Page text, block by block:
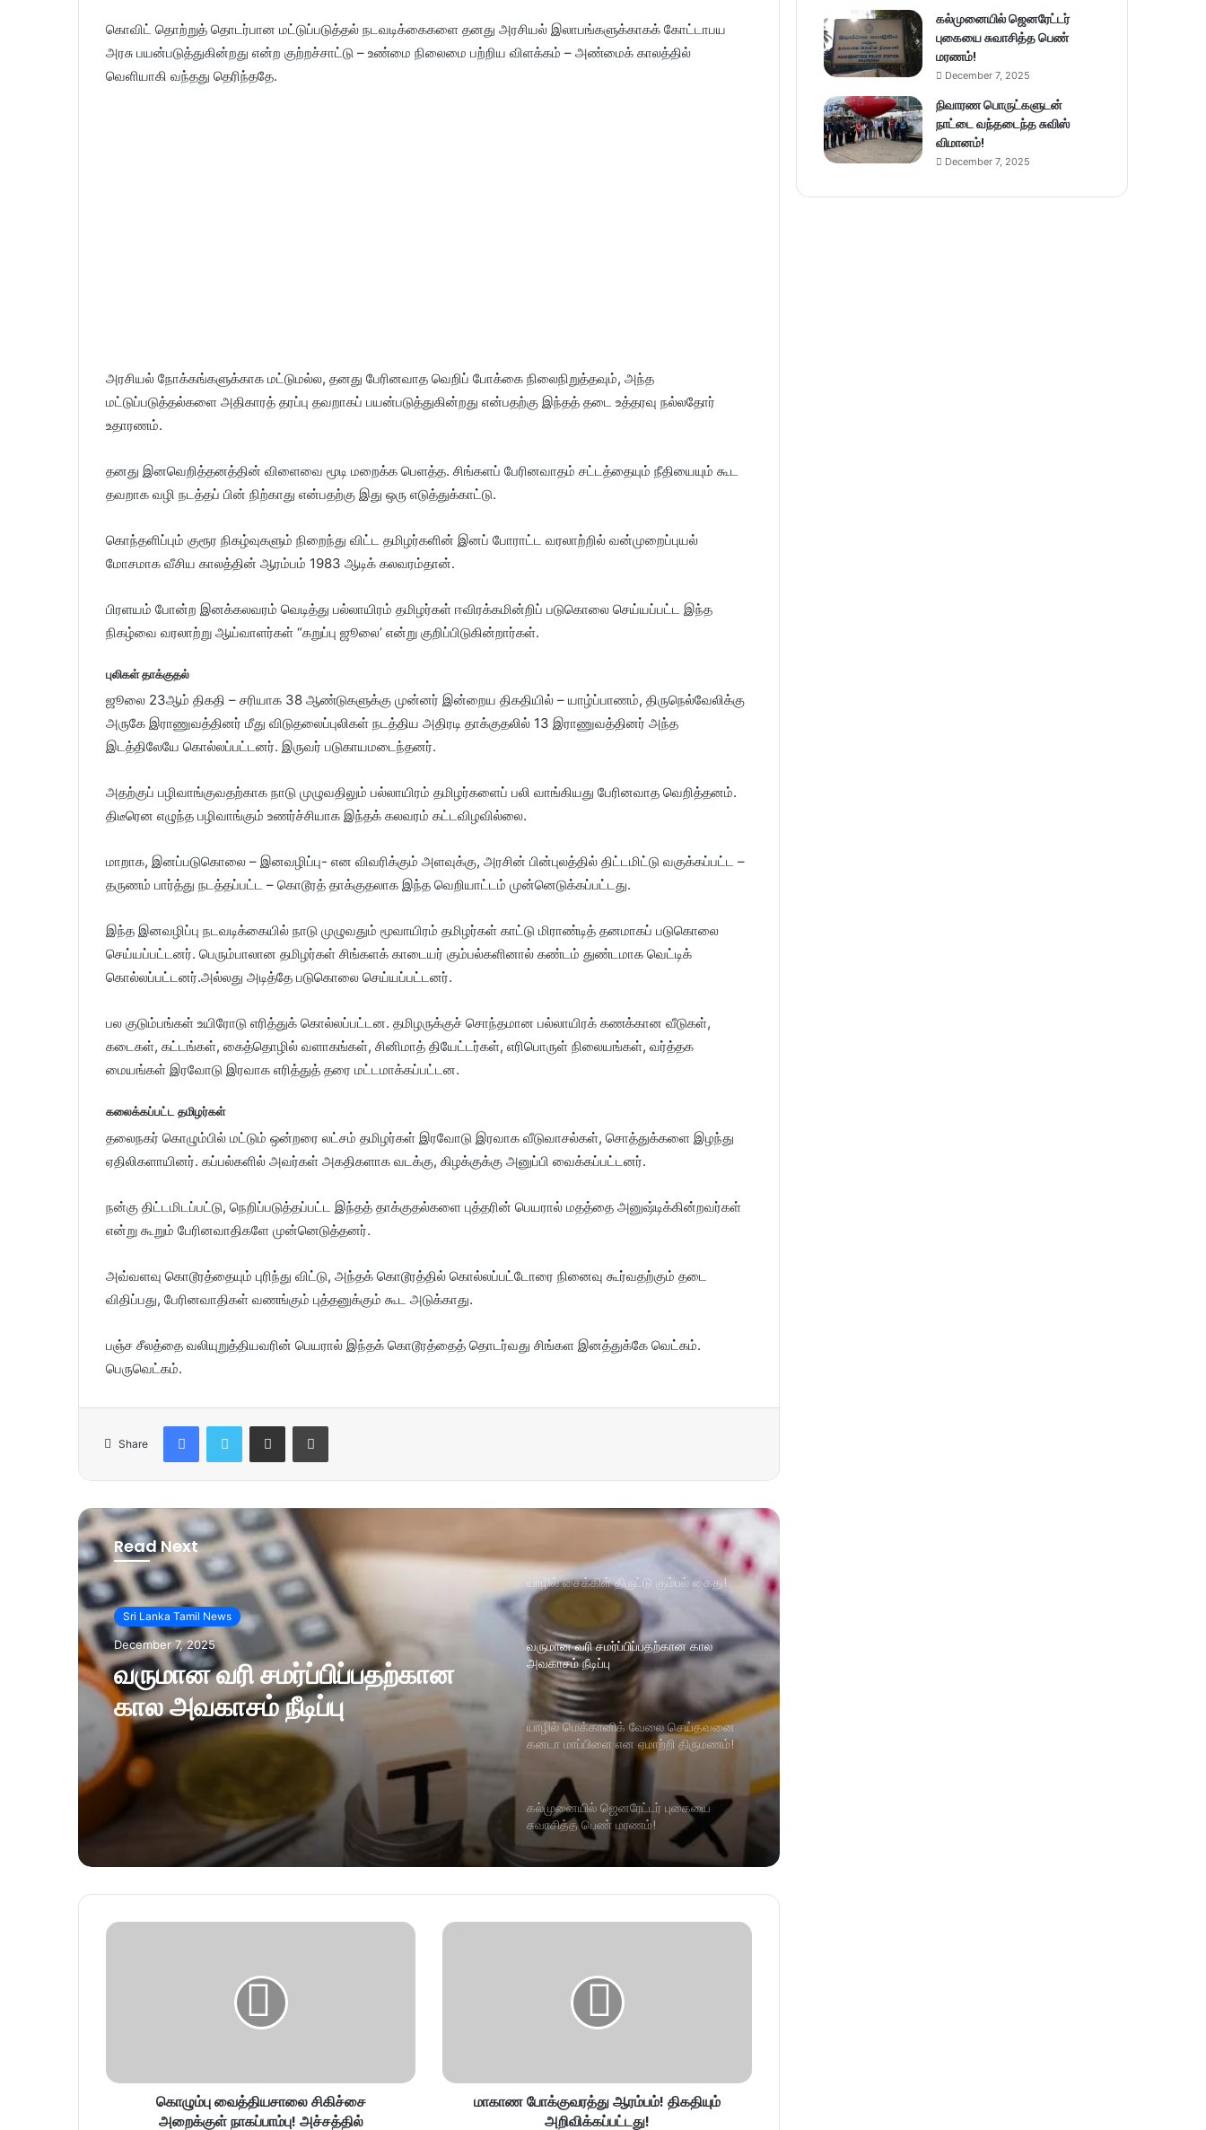
கொவிட் தொற்றுத் தொடர்பான மட்டுப்படுத்தல் நடவடிக்கைகளை தனது அரசியல் இலாபங்களுக்காகக் கோட்டாபய
அரசு பயன்படுத்துகின்றது என்ற குற்றச்சாட்டு – உண்மை நிலைமை பற்றிய விளக்கம் – அண்மைக் காலத்தில்
வெளியாகி வந்தது தெரிந்ததே.
அரசியல் நோக்கங்களுக்காக மட்டுமல்ல, தனது பேரினவாத வெறிப் போக்கை நிலைநிறுத்தவும், அந்த
மட்டுப்படுத்தல்களை அதிகாரத் தரப்பு தவறாகப் பயன்படுத்துகின்றது என்பதற்கு இந்தத் தடை உத்தரவு நல்லதோர்
உதாரணம்.
தனது இனவெறித்தனத்தின் விளைவை மூடி மறைக்க பெளத்த. சிங்களப் பேரினவாதம் சட்டத்தையும் நீதியையும் கூட
தவறாக வழி நடத்தப் பின் நிற்காது என்பதற்கு இது ஒரு எடுத்துக்காட்டு.
கொந்தளிப்பும் குரூர நிகழ்வுகளும் நிறைந்து விட்ட தமிழர்களின் இனப் போராட்ட வரலாற்றில் வன்முறைப்புயல்
மோசமாக வீசிய காலத்தின் ஆரம்பம் 1983 ஆடிக் கலவரம்தான்.
பிரளயம் போன்ற இனக்கலவரம் வெடித்து பல்லாயிரம் தமிழர்கள் ஈவிரக்கமின்றிப் படுகொலை செய்யப்பட்ட இந்த
நிகழ்வை வரலாற்று ஆய்வாளர்கள் “கறுப்பு ஜூலை’ என்று குறிப்பிடுகின்றார்கள்.
புலிகள் தாக்குதல்
ஜூலை 23ஆம் திகதி – சரியாக 38 ஆண்டுகளுக்கு முன்னர் இன்றைய திகதியில் – யாழ்ப்பாணம், திருநெல்வேலிக்கு
அருகே இராணுவத்தினர் மீது விடுதலைப்புலிகள் நடத்திய அதிரடி தாக்குதலில் 13 இராணுவத்தினர் அந்த
இடத்திலேயே கொல்லப்பட்டனர். இருவர் படுகாயமடைந்தனர்.
அதற்குப் பழிவாங்குவதற்காக நாடு முழுவதிலும் பல்லாயிரம் தமிழர்களைப் பலி வாங்கியது பேரினவாத வெறித்தனம்.
திடீரென எழுந்த பழிவாங்கும் உணர்ச்சியாக இந்தக் கலவரம் கட்டவிழவில்லை.
மாறாக, இனப்படுகொலை – இனவழிப்பு- என விவரிக்கும் அளவுக்கு, அரசின் பின்புலத்தில் திட்டமிட்டு வகுக்கப்பட்ட –
தருணம் பார்த்து நடத்தப்பட்ட – கொடூரத் தாக்குதலாக இந்த வெறியாட்டம் முன்னெடுக்கப்பட்டது.
இந்த இனவழிப்பு நடவடிக்கையில் நாடு முழுவதும் மூவாயிரம் தமிழர்கள் காட்டு மிராண்டித் தனமாகப் படுகொலை
செய்யப்பட்டனர். பெரும்பாலான தமிழர்கள் சிங்களக் காடையர் கும்பல்களினால் கண்டம் துண்டமாக வெட்டிக்
கொல்லப்பட்டனர்.அல்லது அடித்தே படுகொலை செய்யப்பட்டனர்.
பல குடும்பங்கள் உயிரோடு எரித்துக் கொல்லப்பட்டன. தமிழருக்குச் சொந்தமான பல்லாயிரக் கணக்கான வீடுகள்,
கடைகள், கட்டங்கள், கைத்தொழில் வளாகங்கள், சினிமாத் தியேட்டர்கள், எரிபொருள் நிலையங்கள், வர்த்தக
மையங்கள் இரவோடு இரவாக எரித்துத் தரை மட்டமாக்கப்பட்டன.
கலைக்கப்பட்ட தமிழர்கள்
தலைநகர் கொழும்பில் மட்டும் ஒன்றரை லட்சம் தமிழர்கள் இரவோடு இரவாக வீடுவாசல்கள், சொத்துக்களை இழந்து
ஏதிலிகளாயினர். கப்பல்களில் அவர்கள் அகதிகளாக வடக்கு, கிழக்குக்கு அனுப்பி வைக்கப்பட்டனர்.
நன்கு திட்டமிடப்பட்டு, நெறிப்படுத்தப்பட்ட இந்தத் தாக்குதல்களை புத்தரின் பெயரால் மதத்தை அனுஷ்டிக்கின்றவர்கள்
என்று கூறும் பேரினவாதிகளே முன்னெடுத்தனர்.
அவ்வளவு கொடூரத்தையும் புரிந்து விட்டு, அந்தக் கொடூரத்தில் கொல்லப்பட்டோரை நினைவு கூர்வதற்கும் தடை
விதிப்பது, பேரினவாதிகள் வணங்கும் புத்தனுக்கும் கூட அடுக்காது.
பஞ்ச சீலத்தை வலியுறுத்தியவரின் பெயரால் இந்தக் கொடூரத்தைத் தொடர்வது சிங்கள இனத்துக்கே வெட்கம்.
பெருவெட்கம்.
Share
Read Next
Sri Lanka Tamil News
December 7, 2025
வருமான வரி சமர்ப்பிப்பதற்கான
கால அவகாசம் நீடிப்பு
யாழில் சைக்கிள் திருட்டு கும்பல் கைது!
வருமான வரி சமர்ப்பிப்பதற்கான கால
அவகாசம் நீடிப்பு
யாழில் மெக்கானிக் வேலை செய்தவனை
கனடா மாப்பிளை என ஏமாற்றி திருமணம்!
கல்முனையில் ஜெனரேட்டர் புகையை
சுவாசித்த பெண் மரணம்!
கொழும்பு வைத்தியசாலை சிகிச்சை
அறைக்குள் நாகப்பாம்பு! அச்சத்தில்
மாகாண போக்குவரத்து ஆரம்பம்! திகதியும்
அறிவிக்கப்பட்டது!
கல்முனையில் ஜெனரேட்டர்
புகையை சுவாசித்த பெண்
மரணம்!
December 7, 2025
நிவாரண பொருட்களுடன்
நாட்டை வந்தடைந்த சுவிஸ்
விமானம்!
December 7, 2025